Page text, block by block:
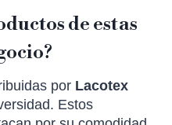
de estas
por Lacotex
Estos